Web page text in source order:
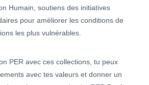
Humain, soutiens des initiatives
pour améliorer les conditions de
les plus vulnérables.
PER avec ces collections, tu peux
avec tes valeurs et donner un